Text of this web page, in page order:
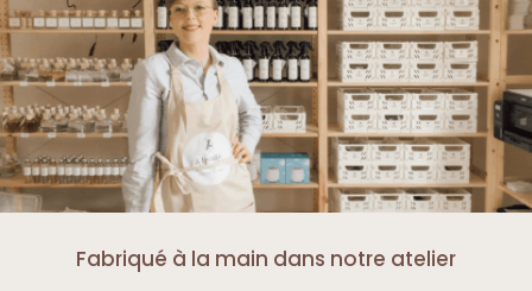
Fabriqué à la main dans notre atelier